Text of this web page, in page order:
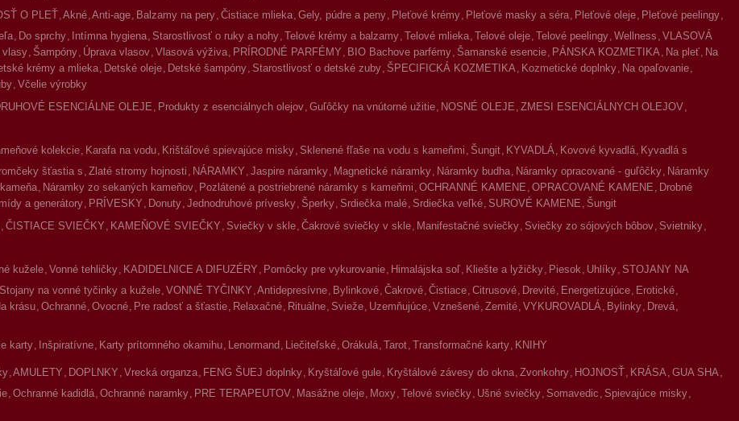
O PLEŤ Akné Anti-age Balzamy na pery Čistiace mlieka Gely, púdre a peny Pleťové krémy Pleťové masky a séra Pleťové oleje Pleťové peelingy
Do sprchy Intímna hygiena Starostlivosť o ruky a nohy Telové krémy a balzamy Telové mlieka Telové oleje Telové peelingy Wellness VLASOVÁ
vlasy Šampóny Úprava vlasov Vlasová výživa PRÍRODNÉ PARFÉMY BIO Bachove parfémy Šamanské esencie PÁNSKA KOZMETIKA Na pleť Na
krémy a mlieka Detské oleje Detské šampóny Starostlivosť o detské zuby ŠPECIFICKÁ KOZMETIKA Kozmetické doplnky Na opaľovanie
Včelie výrobky
ESENCIÁLNE OLEJE Produkty z esenciálnych olejov Guľôčky na vnútorné užitie NOSNÉ OLEJE ZMESI ESENCIÁLNYCH OLEJOV
kolekcie Karafa na vodu Krištáľové spievajúce misky Sklenené fľaše na vodu s kameňmi Šungit KYVADLÁ Kovové kyvadlá Kyvadlá s
šťastia s Zlaté stromy hojnosti NÁRAMKY Jaspire náramky Magnetické náramky Náramky budha Náramky opracované - guľôčky Náramky
Náramky zo sekaných kameňov Pozlátené a postriebrené náramky s kameňmi OCHRANNÉ KAMENE OPRACOVANÉ KAMENE
Drobné
a generátory PRÍVESKY Donuty Jednodruhové prívesky Šperky Srdiečka malé Srdiečka veľké SUROVÉ KAMENE Šungit
ČISTIACE SVIEČKY KAMEŇOVÉ SVIEČKY Sviečky v skle Čakrové sviečky v skle Manifestačné sviečky Sviečky zo sójových bôbov Svietniky
kužele Vonné tehličky KADIDELNICE A DIFUZÉRY Pomôcky pre vykurovanie Himalájska soľ Kliešte a lyžičky Piesok Uhlíky STOJANY NA
Stojany na vonné tyčinky a kužele VONNÉ TYČINKY Antidepresívne Bylinkové Čakrové Čistiace Citrusové Drevité Energetizujúce Erotické
krásu Ochranné Ovocné Pre radosť a šťastie Relaxačné Rituálne Svieže Uzemňujúce Vznešené Zemité VYKUROVADLÁ Bylinky Drevá
karty Inšpiratívne Karty prítomného okamihu Lenormand Liečiteľské Orákulá Tarot Transformačné karty KNIHY
AMULETY DOPLNKY Vrecká organza FENG ŠUEJ doplnky Kryštáľové gule Kryštálové závesy do okna Zvonkohry HOJNOSŤ KRÁSA GUA SHA
Ochranné kadidlá Ochranné naramky PRE TERAPEUTOV Masážne oleje Moxy Telové sviečky Ušné sviečky Somavedic Spievajúce misky